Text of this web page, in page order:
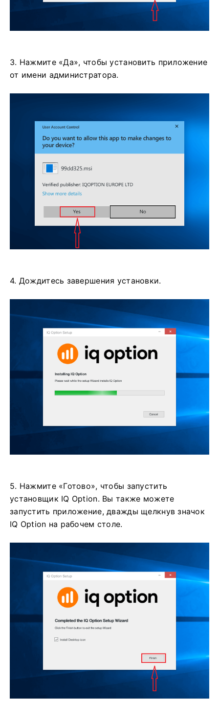
3. Нажмите «Да», чтобы установить приложение
от имени администратора.
4. Дождитесь завершения установки.
5. Нажмите «Готово», чтобы запустить
установщик IQ Option. Вы также можете
запустить приложение, дважды щелкнув значок
IQ Option на рабочем столе.